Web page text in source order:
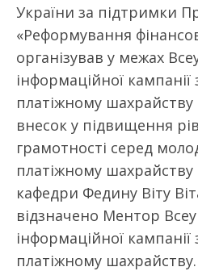
України за підтримки
«Реформування
організував у межах
інформаційної кампанії
платіжному
внесок у підвищення
грамотності серед
платіжному шахрайству
кафедри Федину Віту
відзначено Ментор
інформаційної кампанії
платіжному